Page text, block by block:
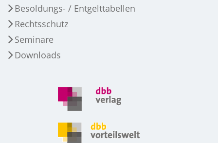
Besoldungs- / Entgelttabellen
Rechtsschutz
Seminare
Downloads